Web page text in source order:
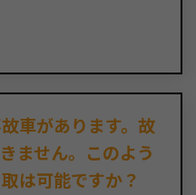
車があります。故
ません。このよう
は可能ですか？